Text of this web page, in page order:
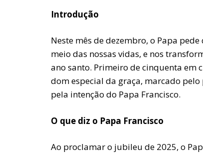
Introdução
Neste mês de dezembro, o Papa
meio das nossas vidas, e nos
ano santo. Primeiro de cinquenta em
dom especial da graça, marcado pelo
pela intenção do Papa Francisco.
O que diz o Papa Francisco
Ao proclamar o jubileu de 2025, o